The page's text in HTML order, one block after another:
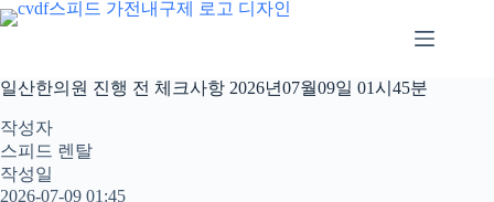
본
문
로
건
너
뛰
기
일산한의원 진행 전 체크사항 2026년07월09일 01시45분
작성자
스피드 렌탈
작성일
2026-07-09 01:45